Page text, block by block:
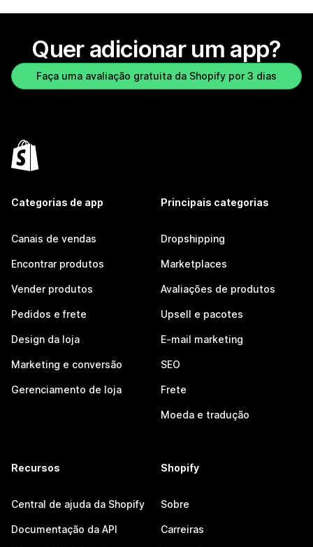
Quer adicionar um app?
Faça uma avaliação gratuita da Shopify por 3 dias
Categorias de app
Canais de vendas
Encontrar produtos
Vender produtos
Pedidos e frete
Design da loja
Marketing e conversão
Gerenciamento de loja
Principais categorias
Dropshipping
Marketplaces
Avaliações de produtos
Upsell e pacotes
E-mail marketing
SEO
Frete
Moeda e tradução
Recursos
Central de ajuda da Shopify
Documentação da API
Shopify
Sobre
Carreiras